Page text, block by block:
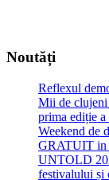
Noutăți
Reflexul
Mii de clujeni
prima ediție
Weekend de
GRATUIT in
UNTOLD
festivalului și